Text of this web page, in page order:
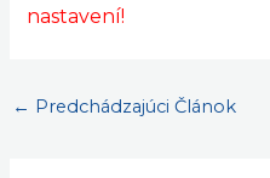
nastavení!
← Predchádzajúci Článok